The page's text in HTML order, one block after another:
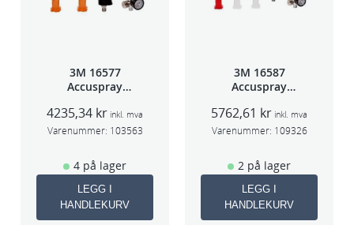
3M 16577
Accuspray
HG14
4235,34 kr inkl. mva
Varenummer: 103563
4 på lager
LEGG I
HANDLEKURV
3M 16587
Accuspray
HGP
5762,61 kr inkl. mva
Varenummer: 109326
2 på lager
LEGG I
HANDLEKURV